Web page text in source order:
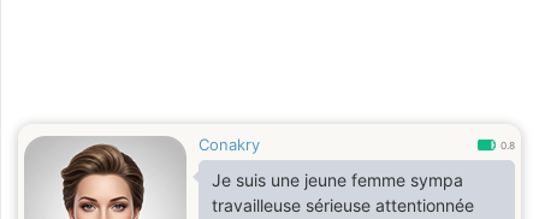
Conakry 0.8
Je suis une jeune femme sympa
travailleuse sérieuse attentionnée